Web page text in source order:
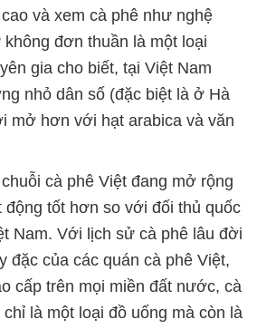
và xem cà phê như nghệ
đơn thuần là một loại
gia cho biết, tại Việt Nam
nhỏ dân số (đặc biệt là ở Hà
mở hơn với hạt arabica và văn
cà phê Việt đang mở rộng
động tốt hơn so với đối thủ quốc
Nam. Với lịch sử cà phê lâu đời
đặc của các quán cà phê Việt,
cấp trên mọi miền đất nước, cà
là một loại đồ uống mà còn là